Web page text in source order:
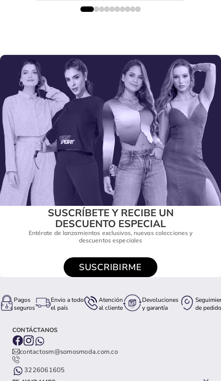
SUSCRÍBETE Y RECIBE UN
DESCUENTO ESPECIAL
Entérate de lanzamientos exclusivos, nuevas colecciones y
descuentos especiales
SUSCRIBIRME
Pagos
seguros
Envio a todo
el país
Atención
al cliente
Devoluciones
y garantía
de pedido
CONTÁCTANOS
contactosm@somosmoda.com.co
3226061605